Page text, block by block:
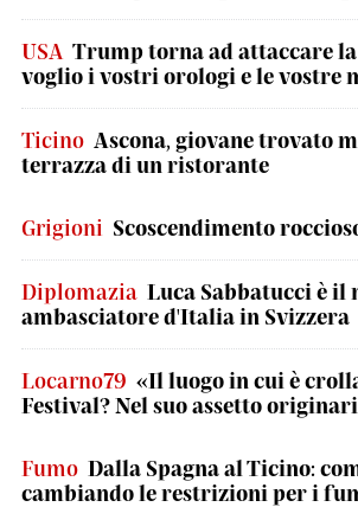
USA Trump torna ad attaccare la
voglio i vostri orologi e le vostre
Ticino Ascona, giovane trovato
terrazza di un ristorante
Grigioni Scoscendimento
Diplomazia Luca Sabbatucci è il
ambasciatore d'Italia in Svizzera
Locarno79 «Il luogo in cui è
Festival? Nel suo assetto
Fumo Dalla Spagna al Ticino:
cambiando le restrizioni per i